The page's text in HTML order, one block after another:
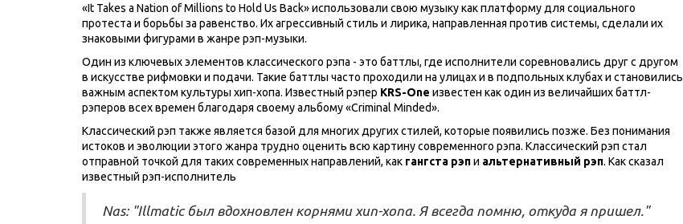
«It Takes a Nation of Millions to Hold Us Back» использовали свою музыку как платформу для социального
протеста и борьбы за равенство. Их агрессивный стиль и лирика, направленная против системы, сделали их
знаковыми фигурами в жанре рэп-музыки.
Один из ключевых элементов классического рэпа - это баттлы, где исполнители соревновались друг с другом
в искусстве рифмовки и подачи. Такие баттлы часто проходили на улицах и в подпольных клубах и становились
важным аспектом культуры хип-хопа. Известный рэпер KRS-One известен как один из величайших баттл-
рэперов всех времен благодаря своему альбому «Criminal Minded».
Классический рэп также является базой для многих других стилей, которые появились позже. Без понимания
истоков и эволюции этого жанра трудно оценить всю картину современного рэпа. Классический рэп стал
отправной точкой для таких современных направлений, как гангста рэпи альтернативный рэп. Как сказал
известный рэп-исполнитель
Nas: "Illmatic был вдохновлен корнями хип-хопа. Я всегда помню, откуда я пришел."